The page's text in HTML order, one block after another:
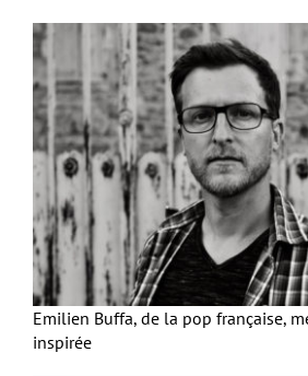
Emilien Buffa, de la pop française,
inspirée